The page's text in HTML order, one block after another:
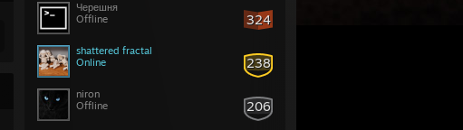
324
Черешня
Offline
238
shattered fractal
Online
206
niron
Offline